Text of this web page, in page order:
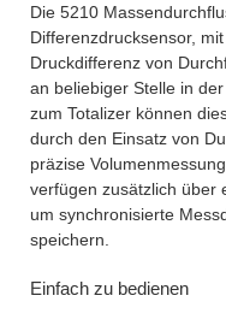
Die 5210
Differenzdrucksensor,
Druckdifferenz von
an beliebiger Stelle in
zum Totalizer können
durch den Einsatz von
präzise
verfügen zusätzlich über
um synchronisierte
speichern.
Einfach zu bedienen